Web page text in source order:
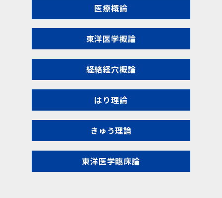
医療概論
東洋医学概論
経絡経穴概論
はり理論
きゅう理論
東洋医学臨床論